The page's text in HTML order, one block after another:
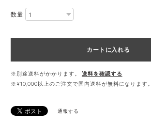
数量
カートに入れる
※別途送料がかかります。
送料を確認する
※¥10,000以上のご注文で国内送料が無料になります。
通報する